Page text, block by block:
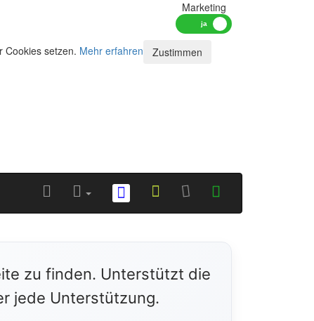
Marketing
Cookies setzen. Mehr erfahren Zustimmen
zu finden. Unterstützt die
jede Unterstützung.